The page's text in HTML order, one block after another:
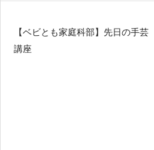
【ベビとも家庭科部】先日の手芸
講座